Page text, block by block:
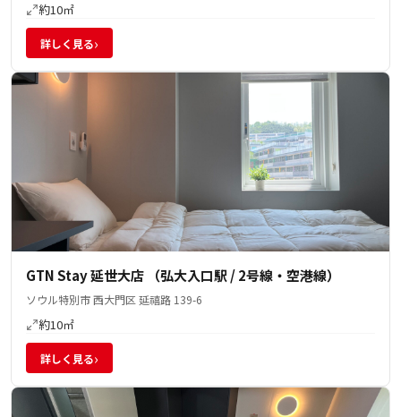
約10㎡
詳しく見る›
GTN Stay 延世大店 （弘大入口駅 / 2号線・空港線）
ソウル特別市 西大門区 延禧路 139-6
約10㎡
詳しく見る›